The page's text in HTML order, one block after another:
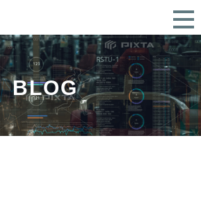
BLOG